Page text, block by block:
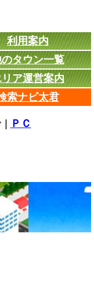
利用案内
タウン一覧
ア運営案内
索ナビ太君
ＰＣ